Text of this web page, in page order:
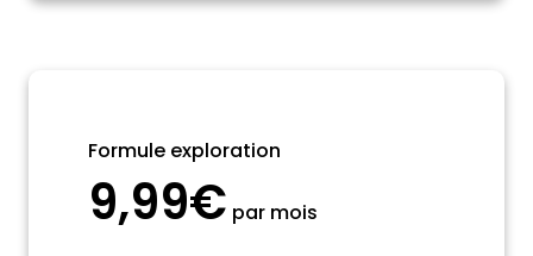
Formule exploration
9,99€ par mois